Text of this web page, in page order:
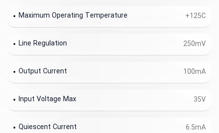
+125C
Maximum Operating Temperature
250mV
Line Regulation
100mA
Output Current
35V
Input Voltage Max
6.5mA
Quiescent Current